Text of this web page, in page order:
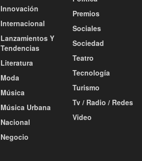
Innovación
Internacional
Lanzamientos Y
Tendencias
Literatura
Moda
Música
Música Urbana
Nacional
Negocio
Premios
Sociales
Sociedad
Teatro
Tecnología
Turismo
Tv / Radio / Redes
Video